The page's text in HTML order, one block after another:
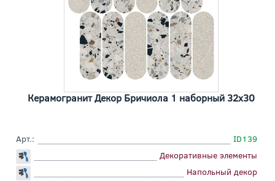
Керамогранит Декор Бричиола 1 наборный 32x30
Арт.:
ID139
Декоративные элементы
Напольный декор